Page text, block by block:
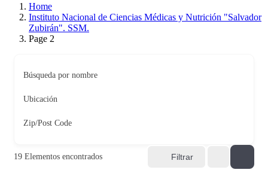
Home
Instituto Nacional de Ciencias Médicas y Nutrición "Salvador
Zubirán". SSM.
Page 2
Búsqueda por nombre
Ubicación
Zip/Post Code
19 Elementos encontrados Filtrar